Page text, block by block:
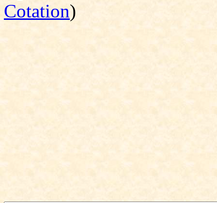
Cotation)